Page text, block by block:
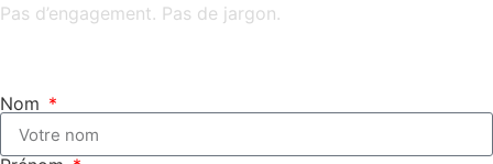
Pas d’engagement. Pas de jargon.
Nom